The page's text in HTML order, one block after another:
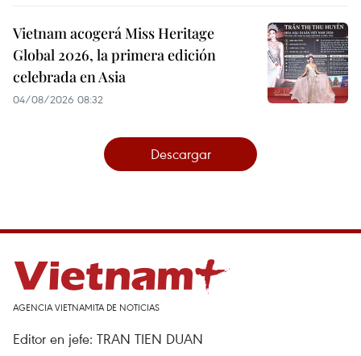
Vietnam acogerá Miss Heritage
Global 2026, la primera edición
celebrada en Asia
04/08/2026 08:32
Descargar
AGENCIA VIETNAMITA DE NOTICIAS
Editor en jefe: TRAN TIEN DUAN